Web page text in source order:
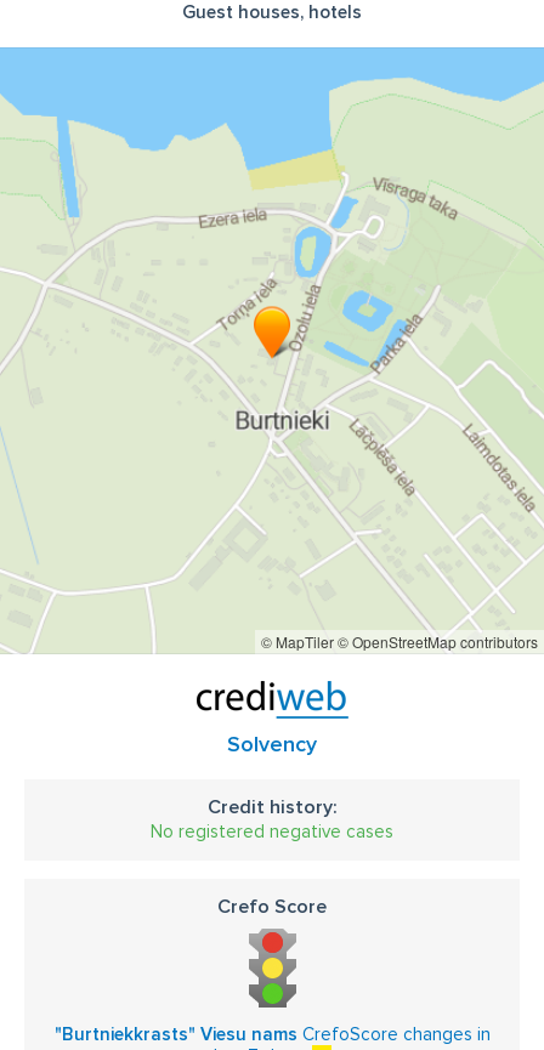
Guest houses, hotels
© MapTiler© OpenStreetMap contributors
Solvency
Credit history:
No registered negative cases
Crefo Score
"Burtniekkrasts" Viesu nams CrefoScore changes in